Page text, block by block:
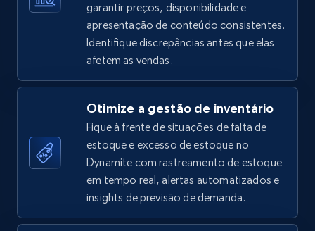
TikTok Shop - Collect TikTok shop products
price, Final price, Discount percent, and more.
668+ Comece agora
TikTok Shop - discover records by shop url
garantir preços, disponibilidade e
apresentação de conteúdo consistentes.
Identifique discrepâncias antes que elas
afetem as vendas.
Otimize a gestão de inventário
Fique à frente de situações de falta de
estoque e excesso de estoque no
Dynamite com rastreamento de estoque
em tempo real, alertas automatizados e
insights de previsão de demanda.